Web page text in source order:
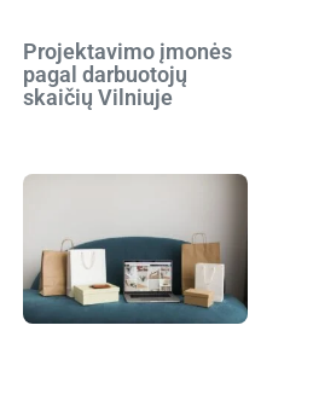
Projektavimo įmonės
pagal darbuotojų
skaičių Vilniuje